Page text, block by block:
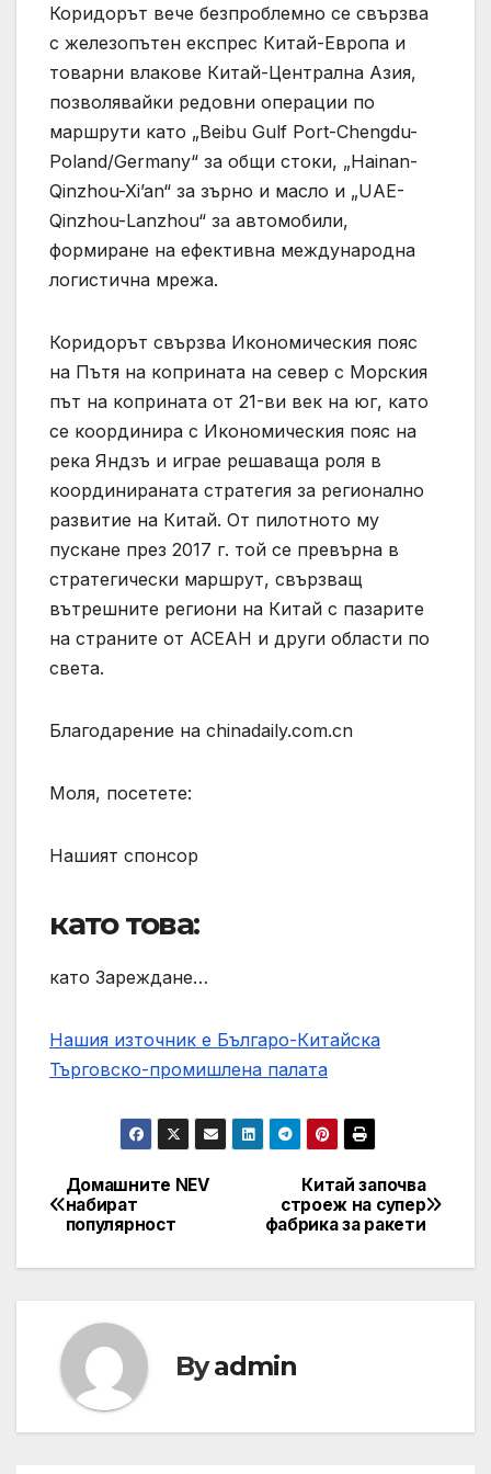
Коридорът вече безпроблемно се свързва
с железопътен експрес Китай-Европа и
товарни влакове Китай-Централна Азия,
позволявайки редовни операции по
маршрути като „Beibu Gulf Port-Chengdu-
Poland/Germany“ за общи стоки, „Hainan-
Qinzhou-Xi’an“ за зърно и масло и „UAE-
Qinzhou-Lanzhou“ за автомобили,
формиране на ефективна международна
логистична мрежа.
Коридорът свързва Икономическия пояс
на Пътя на коприната на север с Морския
път на коприната от 21-ви век на юг, като
се координира с Икономическия пояс на
река Яндзъ и играе решаваща роля в
координираната стратегия за регионално
развитие на Китай. От пилотното му
пускане през 2017 г. той се превърна в
стратегически маршрут, свързващ
вътрешните региони на Китай с пазарите
на страните от АСЕАН и други области по
света.
Благодарение на chinadaily.com.cn
Моля, посетете:
Нашият спонсор
като това:
като Зареждане…
Нашия източник е Българо-Китайска
Търговско-промишлена палaта
Post
navigation
Китай започва
строеж на супер
фабрика за ракети
Домашните NEV
набират
популярност
Byadmin